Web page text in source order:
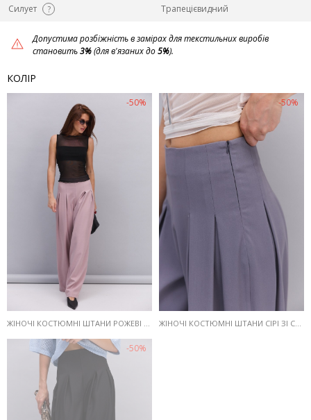
Силует
? Трапецієвидний
Допустима розбіжність в замірах для текстильних виробів
становить3%(для в'язаних до5%).
КОЛІР
-50%
ЖІНОЧІ КОСТЮМНІ ШТАНИ РОЖЕВІ ЗІ СКЛАДКАМИ ВГОРІ
-50%
ЖІНОЧІ КОСТЮМНІ ШТАНИ СІРІ ЗІ СКЛАДКАМИ ВГОРІ
-50%